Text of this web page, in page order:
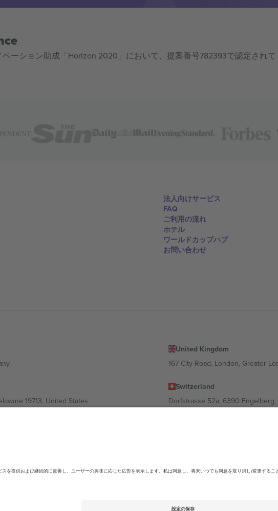
ーション助成「Horizon 2020」において、提案番号782393で認定されて
法人向けサービス
FAQ
ご利用の流れ
ホテル
ワールドカップハブ
お問い合わせ
United Kingdom
167 City Road, London, Greater
19713, United States
Switzerland
Dorfstrasse 52a, 6390
1606 Sofia, Bulgaria
06700 Ciudad de México, CDMX, Mexico